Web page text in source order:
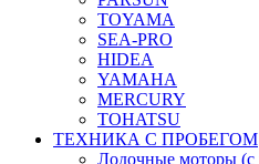
TOYAMA
SEA-PRO
HIDEA
YAMAHA
MERCURY
TOHATSU
ТЕХНИКА С ПРОБЕГОМ
Лодочные моторы (с